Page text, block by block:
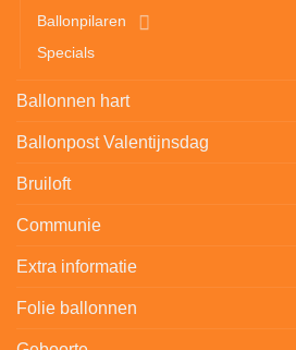
Ballonpilaren
Specials
Ballonnen hart
Ballonpost Valentijnsdag
Bruiloft
Communie
Extra informatie
Folie ballonnen